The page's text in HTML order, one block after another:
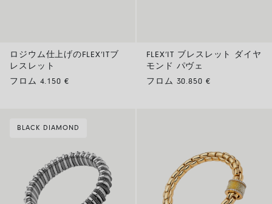
ロジウム仕上げのFLEX’ITブ
レスレット
フロム 4.150 €
FLEX’IT ブレスレット ダイヤ
モンド パヴェ
フロム 30.850 €
BLACK DIAMOND